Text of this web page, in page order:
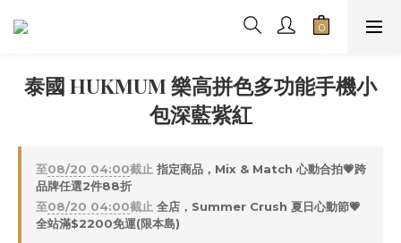
泰國 HUKMUM 樂高拼色多功能手機小
包深藍紫紅
至08/20 04:00截止 指定商品，Mix & Match 心動合拍💗跨
品牌任選2件88折
至08/20 04:00截止 全店，Summer Crush 夏日心動節💗
全站滿$2200免運(限本島)